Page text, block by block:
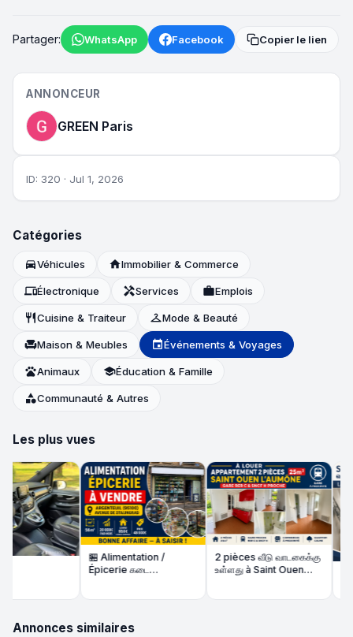
Partager: WhatsApp Facebook Copier le lien
ANNONCEUR
GREEN Paris
ID: 320 · Jul 1, 2026
Catégories
directions_carVéhicules homeImmobilier & Commerce
devicesÉlectronique handymanServices workEmplois
restaurantCuisine & Traiteur checkroomMode & Beauté
chairMaison & Meubles eventÉvénements & Voyages
petsAnimaux schoolÉducation & Famille
categoryCommunauté & Autres
Les plus vues
🏪 Alimentation /
Épicerie கடை
2 pièces வீடு வாடகைக்கு
உள்ளது à Saint Ouen
Annonces similaires